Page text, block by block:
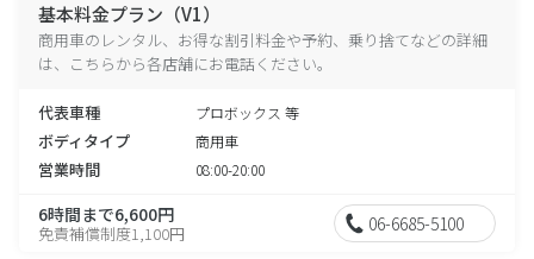
基本料金プラン（V1）
商用車のレンタル、お得な割引料金や予約、乗り捨てなどの詳細
は、こちらから各店舗にお電話ください。
代表車種 プロボックス 等
ボディタイプ 商用車
営業時間 08:00-20:00
6時間まで6,600円
免責補償制度1,100円 06-6685-5100